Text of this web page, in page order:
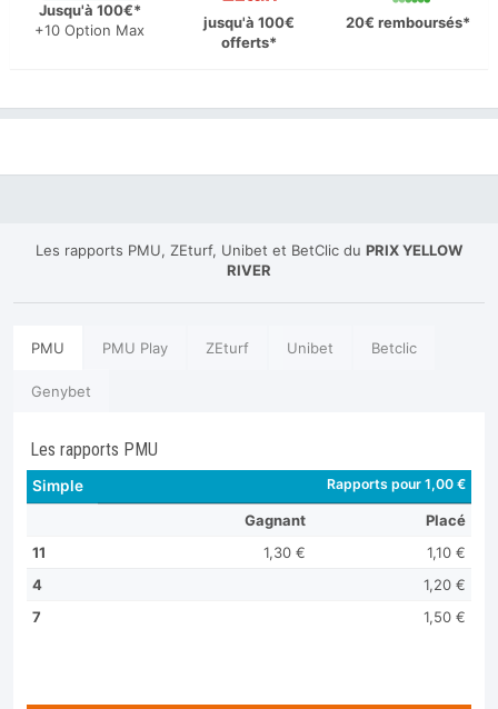
Jusqu'à 100€*
+10 Option Max
jusqu'à 100€
offerts*
20€ remboursés*
Les rapports PMU, ZEturf, Unibet et BetClic du PRIX YELLOW
RIVER
PMU PMU Play ZEturf Unibet Betclic
Genybet
Les rapports PMU
Simple Rapports pour 1,00 €
Gagnant
Placé
11
1,30 €
1,10 €
4
1,20 €
7
1,50 €